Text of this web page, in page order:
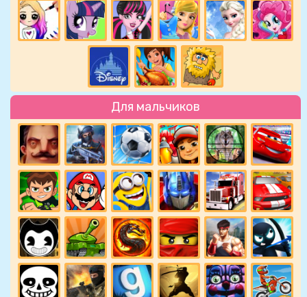
Для мальчиков